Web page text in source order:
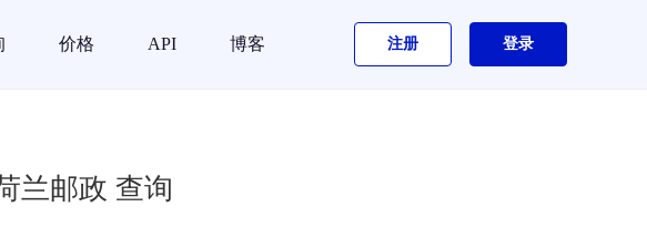
价格 API 博客 注册 登录
兰邮政 查询